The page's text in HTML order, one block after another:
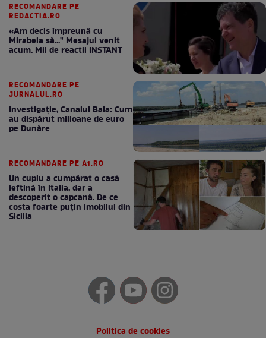
RECOMANDARE PE
REDACTIA.RO
«Am decis împreună cu
Mirabela să..." Mesajul venit
acum. Mii de reactii INSTANT
RECOMANDARE PE
JURNALUL.RO
Investigație, Canalul Bala: Cum
au dispărut milioane de euro
pe Dunăre
RECOMANDARE PE A1.RO
Un cuplu a cumpărat o casă
ieftină în Italia, dar a
descoperit o capcană. De ce
costa foarte puțin imobilul din
Sicilia
Politica de cookies